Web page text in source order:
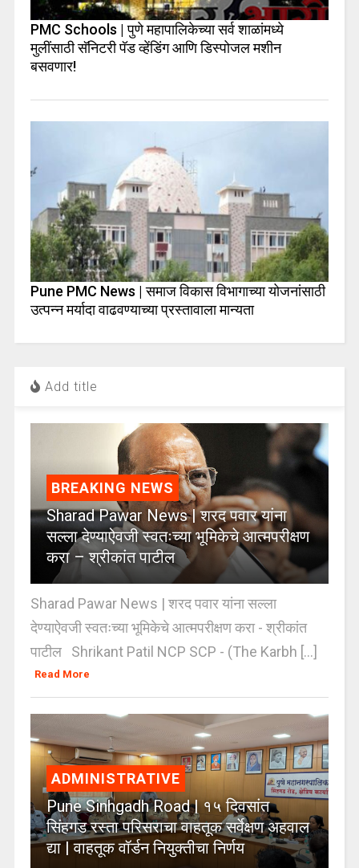
PMC Schools | पुणे महापालिकेच्या सर्व शाळांमध्ये
मुलींसाठी सॅनिटरी पॅड व्हेंडिंग आणि डिस्पोजल मशीन
बसवणार!
Pune PMC News | समाज विकास विभागाच्या योजनांसाठी
उत्पन्न मर्यादा वाढवण्याच्या प्रस्तावाला मान्यता
Add title
BREAKING NEWS
Sharad Pawar News | शरद पवार यांना
सल्ला देण्याऐवजी स्वतःच्या भूमिकेचे आत्मपरीक्षण
करा – श्रीकांत पाटील
Sharad Pawar News | शरद पवार यांना सल्ला
देण्याऐवजी स्वतःच्या भूमिकेचे आत्मपरीक्षण करा - श्रीकांत
पाटील Shrikant Patil NCP SCP - (The Karbh [...]
Read More
ADMINISTRATIVE
Pune Sinhgadh Road | १५ दिवसांत
सिंहगड रस्ता परिसराचा वाहतूक सर्वेक्षण अहवाल
द्या | वाहतूक वॉर्डन नियुक्तीचा निर्णय